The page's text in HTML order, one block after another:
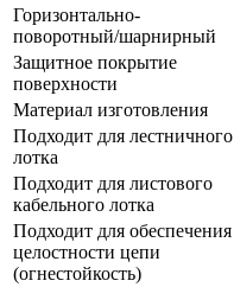
Горизонтально-
поворотный/шарнирный
Защитное покрытие
поверхности
Материал изготовления
Подходит для лестничного
лотка
Подходит для листового
кабельного лотка
Подходит для обеспечения
целостности цепи
(огнестойкость)